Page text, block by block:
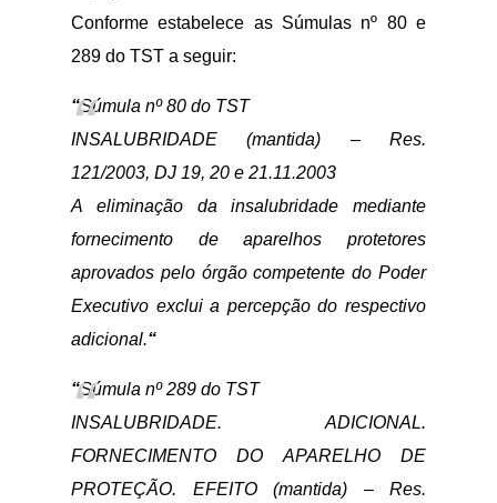
Conforme estabelece as Súmulas nº 80 e
289 do TST a seguir:
“Súmula nº 80 do TST
INSALUBRIDADE (mantida) – Res.
121/2003, DJ 19, 20 e 21.11.2003
A eliminação da insalubridade mediante
fornecimento de aparelhos protetores
aprovados pelo órgão competente do Poder
Executivo exclui a percepção do respectivo
adicional.“
“Súmula nº 289 do TST
INSALUBRIDADE. ADICIONAL.
FORNECIMENTO DO APARELHO DE
PROTEÇÃO. EFEITO (mantida) – Res.